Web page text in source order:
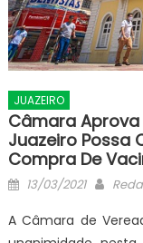
JUAZEIRO
Câmara Aprova
Juazeiro Possa
Compra De
Posted
13/03/2021
A Câmara de